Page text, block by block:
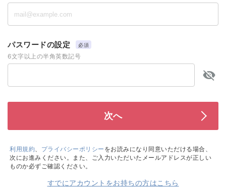
パスワードの設定 必須
6文字以上の半角英数記号
利用規約、 プライバシーポリシー をお読みになり同意いただける場合、
次にお進みください。また、ご入力いただいたメールアドレスが正しい
ものか必ずご確認ください。
すでにアカウントをお持ちの方はこちら